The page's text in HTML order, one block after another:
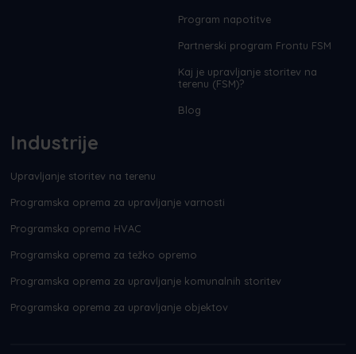
Program napotitve
Partnerski program Frontu FSM
Kaj je upravljanje storitev na
terenu (FSM)?
Blog
Industrije
Upravljanje storitev na terenu
Programska oprema za upravljanje varnosti
Programska oprema HVAC
Programska oprema za težko opremo
Programska oprema za upravljanje komunalnih storitev
Programska oprema za upravljanje objektov